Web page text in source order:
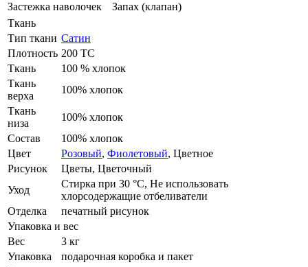
Застежка наволочек
Запах (клапан)
Ткань
Тип ткани Сатин
Плотность 200 ТС
Ткань
100 % хлопок
Ткань
верха
100% хлопок
Ткань
низа
100% хлопок
Состав
100% хлопок
Цвет
Розовый, Фиолетовый, Цветное
Рисунок
Цветы, Цветочный
Уход
Стирка при 30 °С, Не использовать
хлорсодержащие отбеливатели
Отделка
печатный рисунок
Упаковка и вес
Вес
3 кг
Упаковка
подарочная коробка и пакет